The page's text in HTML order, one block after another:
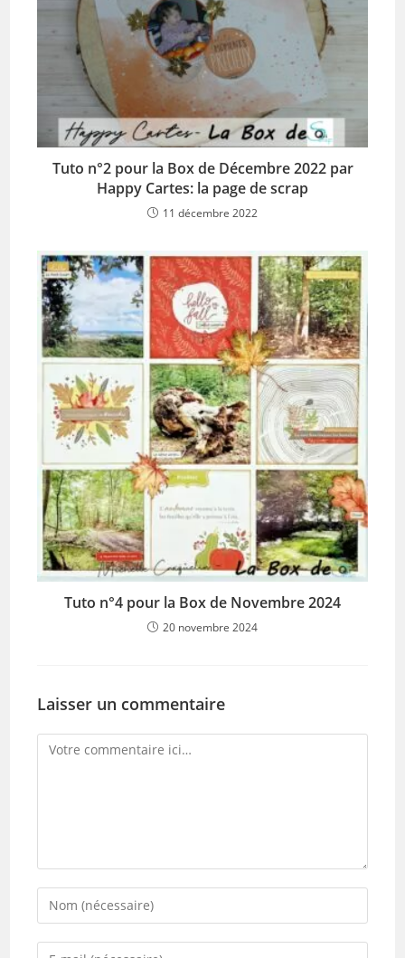
Tuto n°2 pour la Box de Décembre 2022 par
Happy Cartes: la page de scrap
11 décembre 2022
Tuto n°4 pour la Box de Novembre 2024
20 novembre 2024
Laisser un commentaire
Comment
Enter
your
name
Enter